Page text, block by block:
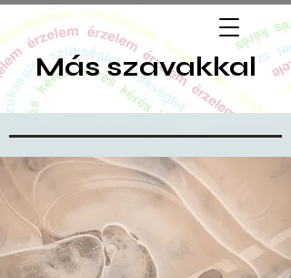
Más szavakkal